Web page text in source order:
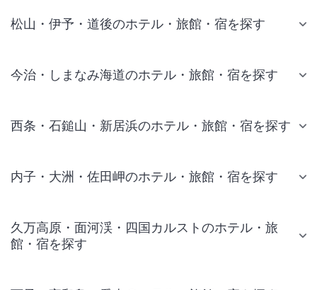
松山・伊予・道後のホテル・旅館・宿を探す
今治・しまなみ海道のホテル・旅館・宿を探す
西条・石鎚山・新居浜のホテル・旅館・宿を探す
内子・大洲・佐田岬のホテル・旅館・宿を探す
久万高原・面河渓・四国カルストのホテル・旅
館・宿を探す